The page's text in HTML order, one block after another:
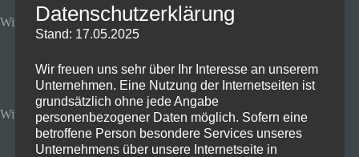
Windows11 Werbung entfernen – So geht’s (schnell)
Windows 11 Werbung mit OFGB entfernen – Schritt für Schritt
Datenschutzerklärung
Stand: 17.05.2025
Wir freuen uns sehr über Ihr Interesse an unserem
Unternehmen. Eine Nutzung der Internetseiten ist
grundsätzlich ohne jede Angabe
personenbezogener Daten möglich. Sofern eine
betroffene Person besondere Services unseres
Unternehmens über unsere Internetseite in